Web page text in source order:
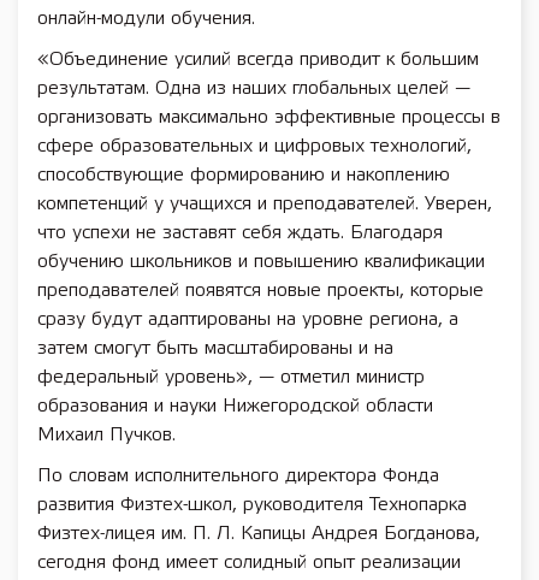
онлайн-модули обучения.
«Объединение усилий всегда приводит к большим
результатам. Одна из наших глобальных целей —
организовать максимально эффективные процессы в
сфере образовательных и цифровых технологий,
способствующие формированию и накоплению
компетенций у учащихся и преподавателей. Уверен,
что успехи не заставят себя ждать. Благодаря
обучению школьников и повышению квалификации
преподавателей появятся новые проекты, которые
сразу будут адаптированы на уровне региона, а
затем смогут быть масштабированы и на
федеральный уровень», — отметил министр
образования и науки Нижегородской области
Михаил Пучков.
По словам исполнительного директора Фонда
развития Физтех-школ, руководителя Технопарка
Физтех-лицея им. П. Л. Капицы Андрея Богданова,
сегодня фонд имеет солидный опыт реализации